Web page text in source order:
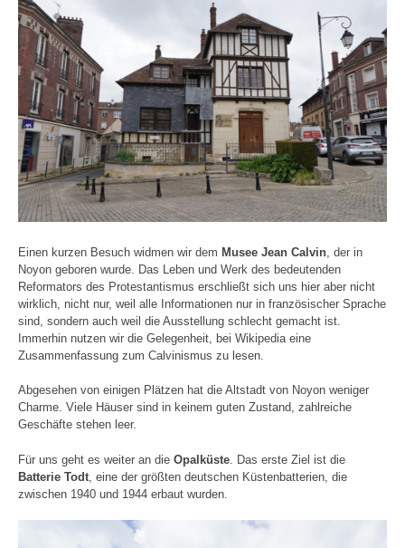
Einen kurzen Besuch widmen wir dem Musee Jean Calvin, der in
Noyon geboren wurde. Das Leben und Werk des bedeutenden
Reformators des Protestantismus erschließt sich uns hier aber nicht
wirklich, nicht nur, weil alle Informationen nur in französischer Sprache
sind, sondern auch weil die Ausstellung schlecht gemacht ist.
Immerhin nutzen wir die Gelegenheit, bei Wikipedia eine
Zusammenfassung zum Calvinismus zu lesen.
Abgesehen von einigen Plätzen hat die Altstadt von Noyon weniger
Charme. Viele Häuser sind in keinem guten Zustand, zahlreiche
Geschäfte stehen leer.
Für uns geht es weiter an die Opalküste . Das erste Ziel ist die
Batterie Todt , eine der größten deutschen Küstenbatterien, die
zwischen 1940 und 1944 erbaut wurden.